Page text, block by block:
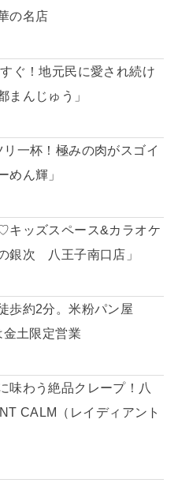
の名店
ぐ！地元民に愛され続け
まんじゅう」
一杯！極みの肉がスゴイ
めん輝」
キッズスペース&カラオケ
銀次 八王子南口店」
歩約2分。米粉パン屋
金土限定営業
味わう絶品クレープ！八
CALM（レイディアント